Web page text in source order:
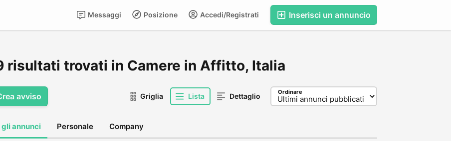
Inserisci un annuncio
Accedi/Registrati
Posizione
Messaggi
risultati trovati in Camere in Affitto, Italia
avviso Griglia Lista Dettaglio Ordinare
annunci Personale Company